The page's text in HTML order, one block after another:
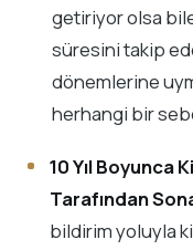
getiriyor olsa
süresini takip
dönemlerine
herhangi bir
10 Yıl Boyunca
Tarafından
bildirim yoluyla